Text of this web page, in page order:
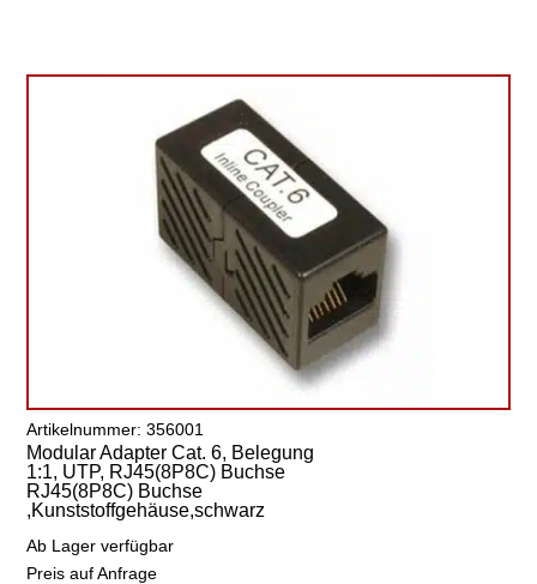
Artikelnummer: 356001
Modular Adapter Cat. 6, Belegung
1:1, UTP, RJ45(8P8C) Buchse
RJ45(8P8C) Buchse
,Kunststoffgehäuse,schwarz
Ab Lager verfügbar
Preis auf Anfrage